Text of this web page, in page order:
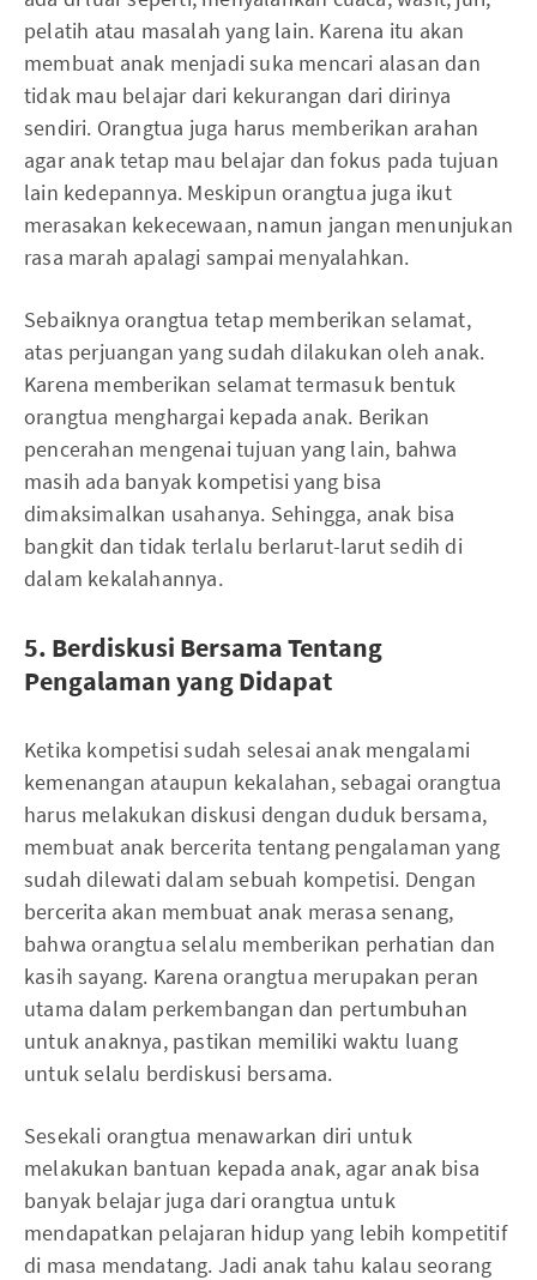
pelatih atau masalah yang lain. Karena itu akan
membuat anak menjadi suka mencari alasan dan
tidak mau belajar dari kekurangan dari dirinya
sendiri. Orangtua juga harus memberikan arahan
agar anak tetap mau belajar dan fokus pada tujuan
lain kedepannya. Meskipun orangtua juga ikut
merasakan kekecewaan, namun jangan menunjukan
rasa marah apalagi sampai menyalahkan.
Sebaiknya orangtua tetap memberikan selamat,
atas perjuangan yang sudah dilakukan oleh anak.
Karena memberikan selamat termasuk bentuk
orangtua menghargai kepada anak. Berikan
pencerahan mengenai tujuan yang lain, bahwa
masih ada banyak kompetisi yang bisa
dimaksimalkan usahanya. Sehingga, anak bisa
bangkit dan tidak terlalu berlarut-larut sedih di
dalam kekalahannya.
5. Berdiskusi Bersama Tentang
Pengalaman yang Didapat
Ketika kompetisi sudah selesai anak mengalami
kemenangan ataupun kekalahan, sebagai orangtua
harus melakukan diskusi dengan duduk bersama,
membuat anak bercerita tentang pengalaman yang
sudah dilewati dalam sebuah kompetisi. Dengan
bercerita akan membuat anak merasa senang,
bahwa orangtua selalu memberikan perhatian dan
kasih sayang. Karena orangtua merupakan peran
utama dalam perkembangan dan pertumbuhan
untuk anaknya, pastikan memiliki waktu luang
untuk selalu berdiskusi bersama.
Sesekali orangtua menawarkan diri untuk
melakukan bantuan kepada anak, agar anak bisa
banyak belajar juga dari orangtua untuk
mendapatkan pelajaran hidup yang lebih kompetitif
di masa mendatang. Jadi anak tahu kalau seorang